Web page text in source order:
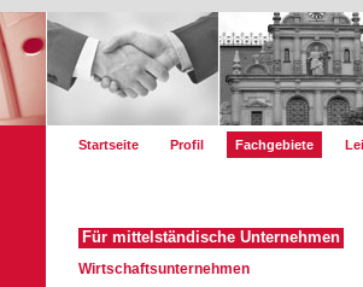
Startseite Profil Fachgebiete
Für mittelständische Unternehmen
Wirtschaftsunternehmen